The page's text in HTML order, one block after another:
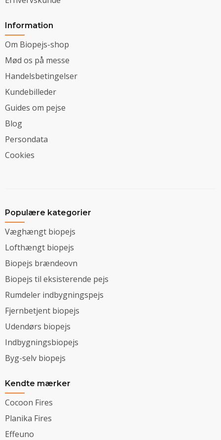
Information
Om Biopejs-shop
Mød os på messe
Handelsbetingelser
Kundebilleder
Guides om pejse
Blog
Persondata
Cookies
Populære kategorier
Væghængt biopejs
Lofthængt biopejs
Biopejs brændeovn
Biopejs til eksisterende pejs
Rumdeler indbygningspejs
Fjernbetjent biopejs
Udendørs biopejs
Indbygningsbiopejs
Byg-selv biopejs
Kendte mærker
Cocoon Fires
Planika Fires
Effeuno